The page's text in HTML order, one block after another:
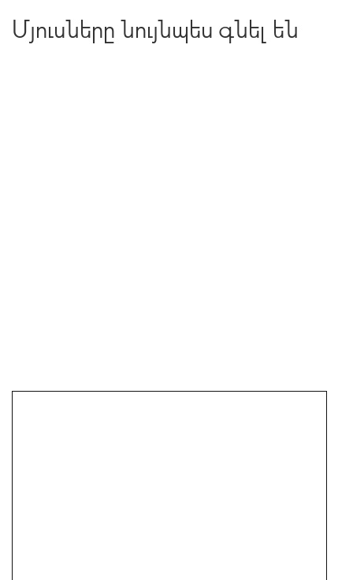
Մյուսները նույնպես գնել են